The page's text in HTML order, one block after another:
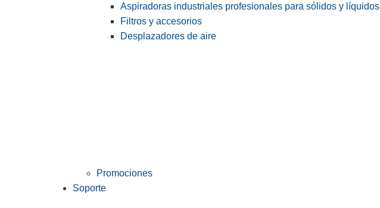
Aspiradoras industriales profesionales para sólidos y líquidos
Filtros y accesorios
Desplazadores de aire
Promociones
Soporte